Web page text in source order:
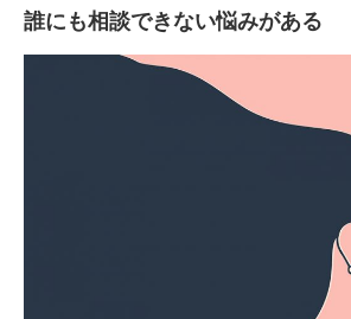
誰にも相談できない悩みがある